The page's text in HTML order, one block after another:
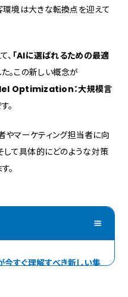
環境は大きな転換点を迎えて
、 「AIに選ばれるための最適
。この新しい概念が
Optimization：大規模言
。
やマーケティング担当者に向
して具体的にどのような対策
。
今すぐ理解すべき新しい集